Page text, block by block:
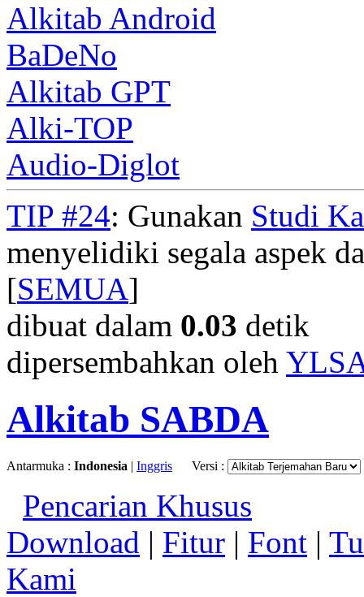
Alkitab Android
BaDeNo
Alkitab GPT
Alki-TOP
Audio-Diglot
TIP #24: Gunakan Studi
menyelidiki segala aspek
[SEMUA]
dibuat dalam 0.03 detik
dipersembahkan oleh
Alkitab SABDA
Antarmuka : Indonesia | Inggris Versi :
Pencarian Khusus
Download | Fitur | Font |
Kami